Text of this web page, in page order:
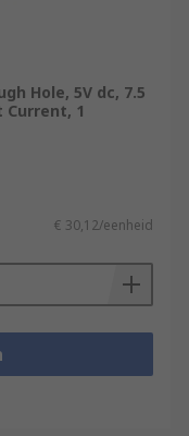
Hole, 5V dc, 7.5
Current, 1
€ 30,12/eenheid